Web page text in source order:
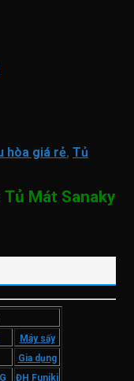
hòa giá rẻ, Tủ
Mát Sanaky
Máy sấy
Gia dụng
ĐH Funiki